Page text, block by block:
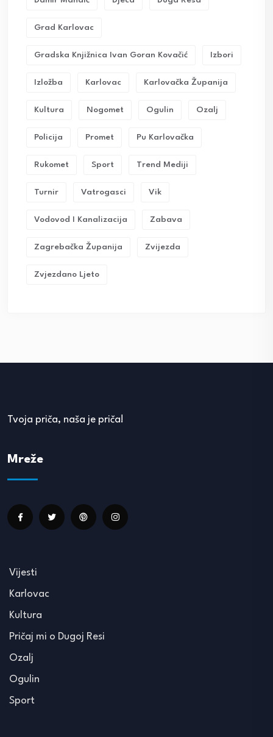
Grad Karlovac
Gradska Knjižnica Ivan Goran Kovačić Izbori
Izložba Karlovac Karlovačka Županija
Kultura Nogomet Ogulin Ozalj
Policija Promet Pu Karlovačka
Rukomet Sport Trend Mediji
Turnir Vatrogasci Vik
Vodovod I Kanalizacija Zabava
Zagrebačka Županija Zvijezda
Zvjezdano Ljeto
Tvoja priča, naša je priča!
Mreže
Vijesti
Karlovac
Kultura
Pričaj mi o Dugoj Resi
Ozalj
Ogulin
Sport